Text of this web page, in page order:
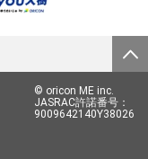
© oricon ME inc.
JASRAC許諾番号：
9009642140Y38026